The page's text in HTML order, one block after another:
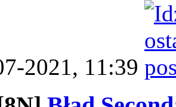
2021, 11:39